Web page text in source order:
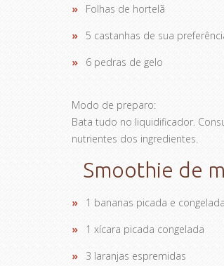
Folhas de hortelã
5 castanhas de sua
6 pedras de gelo
Modo de preparo:
Bata tudo no liquidificador.
nutrientes dos ingredientes.
Smoothie de
1 bananas picada e congelada
1 xícara picada congelada
3 laranjas espremidas